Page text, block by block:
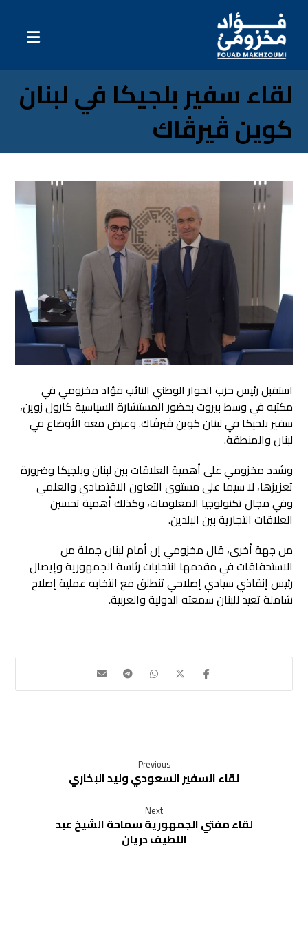
لقاء سفير بلجيكا في لبنان
كوين ڤيرڤاك
استقبل رئيس حزب الحوار الوطني النائب فؤاد مخزومي في
مكتبه في وسط بيروت بحضور المستشارة السياسية كارول زوين،
سفير بلجيكا في لبنان كوين ڤيرڤاك. وعرض معه الأوضاع في
لبنان والمنطقة.
وشدد مخزومي على أهمية العلاقات بين لبنان وبلجيكا وضرورة
تعزيزها، لا سيما على مستوى التعاون الاقتصادي والعلمي
وفي مجال تكنولوجيا المعلومات، وكذلك أهمية تحسين
العلاقات التجارية بين البلدين.
من جهة أخرى، قال مخزومي إن أمام لبنان جملة من
الاستحقاقات في مقدمها انتخابات رئاسة الجمهورية وإيصال
رئيس إنقاذي سيادي إصلاحي تنطلق مع انتخابه عملية إصلاح
شاملة تعيد للبنان سمعته الدولية والعربية.
Previous
لقاء السفير السعودي وليد البخاري
Next
لقاء مفتي الجمهورية سماحة الشيخ عبد
اللطيف دريان